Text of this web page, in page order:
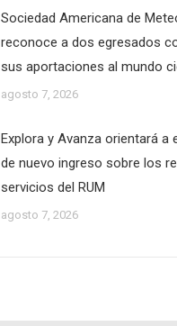
Sociedad Americana de
reconoce a dos egresados
sus aportaciones al mundo
agosto 7, 2026
Explora y Avanza orientará a
de nuevo ingreso sobre los
servicios del RUM
agosto 7, 2026